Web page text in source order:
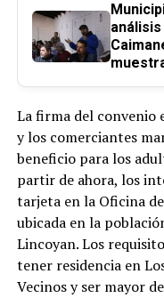
La firma del convenio
y los comerciantes
beneficio para los
partir de ahora, los
tarjeta en la Oficina
ubicada en la
Lincoyan. Los
tener residencia en
Vecinos y ser mayor